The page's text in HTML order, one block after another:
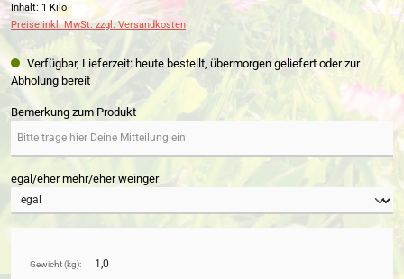
Inhalt: 1 Kilo
Preise inkl. MwSt. zzgl. Versandkosten
Verfügbar, Lieferzeit: heute bestellt, übermorgen geliefert oder zur
Abholung bereit
Bemerkung zum Produkt
egal/eher mehr/eher weinger
Gewicht (kg):